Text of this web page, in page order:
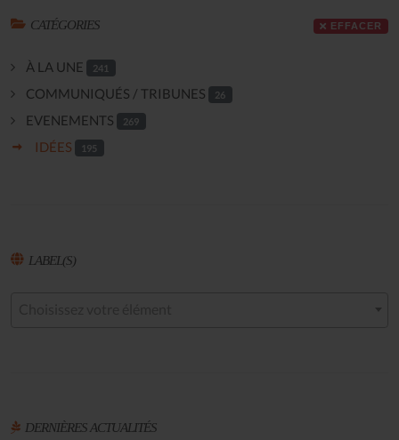
CATÉGORIES EFFACER
À LA UNE 241
COMMUNIQUÉS / TRIBUNES 26
EVENEMENTS 269
IDÉES 195
LABEL(S)
DERNIÈRES ACTUALITÉS